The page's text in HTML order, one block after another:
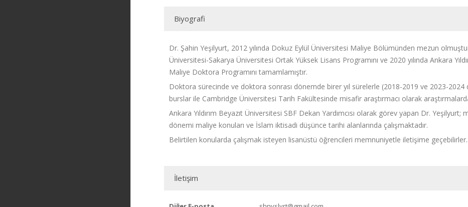
Biyografi
Dr. Şahin Yeşilyurt, 2012 yılında Dokuz Eylül Üniversitesi Maliye Bölümünden mezun
Üniversitesi-Sakarya Üniversitesi Ortak Yüksek Lisans Programını ve 2020 yılında Ankara
Maliye Doktora Programını tamamlamıştır.
Doktora sürecinde ve doktora sonrası dönemde birer yıl sürelerle (2018-2019 ve 2023-
burslar ile Cambridge Üniversitesi Tarih Fakültesinde misafir araştırmacı olarak
Ankara Yıldırım Beyazıt Üniversitesi SBF Dekan Yardımcısı olarak görev yapan Dr.
dönemi maliye konuları ve İslam iktisadi düşünce tarihi alanlarında çalışmaktadır.
Belirtilen konularda çalışmak isteyen lisanüstü öğrencileri memnuniyetle iletişime geçebilirler.
İletişim